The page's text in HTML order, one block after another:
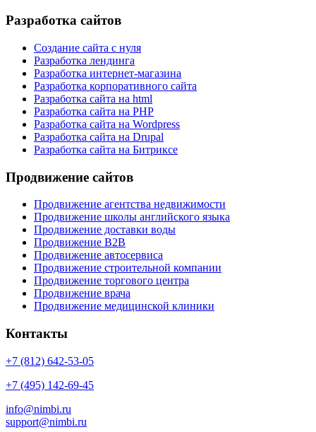
Разработка сайтов
Создание сайта с нуля
Разработка лендинга
Разработка интернет-магазина
Разработка корпоративного сайта
Разработка сайта на html
Разработка сайта на PHP
Разработка сайта на Wordpress
Разработка сайта на Drupal
Разработка сайта на Битриксе
Продвижение сайтов
Продвижение агентства недвижимости
Продвижение школы английского языка
Продвижение доставки воды
Продвижение B2B
Продвижение автосервиса
Продвижение строительной компании
Продвижение торгового центра
Продвижение врача
Продвижение медицинской клиники
Контакты
+7 (812) 642-53-05
+7 (495) 142-69-45
info@nimbi.ru
support@nimbi.ru